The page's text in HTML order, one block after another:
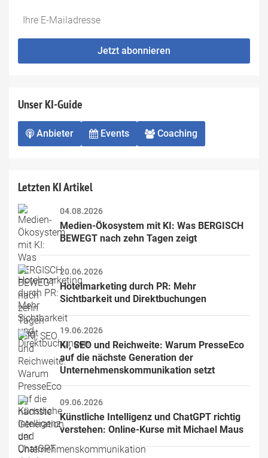
Do
fill
*Ihre
Mailadresse:
Jetzt abonnieren
Unser KI-Guide
Anbieter Events Coaching
Letzten KI Artikel
04.08.2026
Medien-Ökosystem mit KI: Was BERGISCH
BEWEGT nach zehn Tagen zeigt
20.06.2026
Hotelmarketing durch PR: Mehr
Sichtbarkeit und Direktbuchungen
19.06.2026
KI, SEO und Reichweite: Warum PresseEco
auf die nächste Generation der
Unternehmenskommunikation setzt
09.06.2026
Künstliche Intelligenz und ChatGPT richtig
verstehen: Online-Kurse mit Michael Maus